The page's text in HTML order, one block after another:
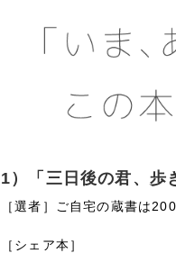
1）「三日後の君、歩
［選者］ご自宅の蔵書は
［シェア本］